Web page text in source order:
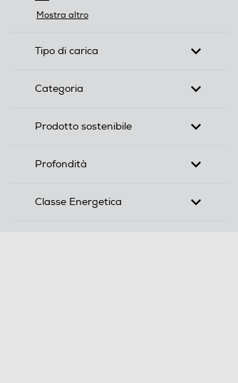
Filtra per Marca: ATLANTIC
Mostra altro
Tipo di carica
Categoria
Prodotto sostenibile
Profondità
Classe Energetica